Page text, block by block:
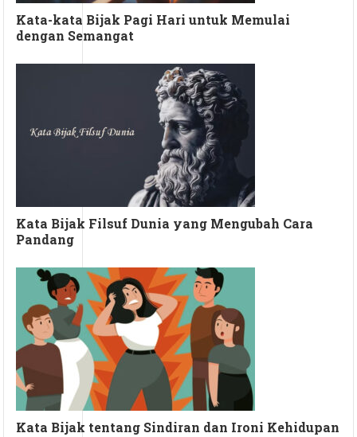
Kata-kata Bijak Pagi Hari untuk Memulai
dengan Semangat
Kata Bijak Filsuf Dunia yang Mengubah Cara
Pandang
Kata Bijak tentang Sindiran dan Ironi Kehidupan